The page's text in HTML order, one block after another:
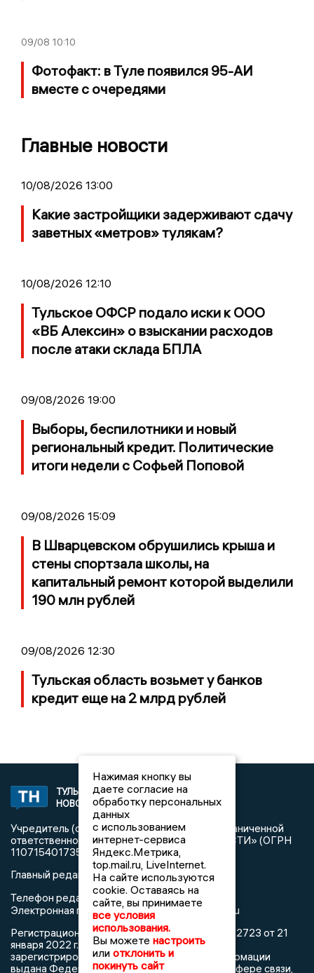
09/08 10:10
Фотофакт: в Туле появился 95-АИ
вместе с очередями
Главные новости
10/08/2026 13:00
Какие застройщики задерживают сдачу
заветных «метров» тулякам?
10/08/2026 12:10
Тульское ОФСР подало иски к ООО
«ВБ Алексин» о взыскании расходов
после атаки склада БПЛА
09/08/2026 19:00
Выборы, беспилотники и новый
региональный кредит. Политические
итоги недели с Софьей Поповой
09/08/2026 15:09
В Шварцевском обрушились крыша и
стены спортзала школы, на
капитальный ремонт которой выделили
190 млн рублей
09/08/2026 12:30
Тульская область возьмет у банков
кредит еще на 2 млрд рублей
ТУЛЬСКИЕ
НОВОСТИ
2008 © NEWSTULA.RU | СИ
«Тульские новости»
Учредитель (соучредители): Общество с ограниченной
ответственностью «РЕГИОНАЛЬНЫЕ НОВОСТИ» (ОГРН
1107154017354)
Главный редактор: Попова С.А.
Телефон редакции:8 (4872) 710-803
Электронная почта редакции:info@newstula.ru
Регистрационный номер: серия Эл № ФС77-82723 от 21
января 2022 г. согласно выписке из реестра
зарегистрированных средств массовой информации
выдана Федеральной службой по надзору в сфере связи,
Нажимая кнопку вы
даете согласие на
обработку персональных
данных
с использованием
интернет-сервиса
Яндекс.Метрика,
top.mail.ru, LiveInternet.
На сайте используются
cookie. Оставаясь на
сайте, вы принимаете
все условия
использования.
Вы можете настроить
или отклонить и
покинуть сайт